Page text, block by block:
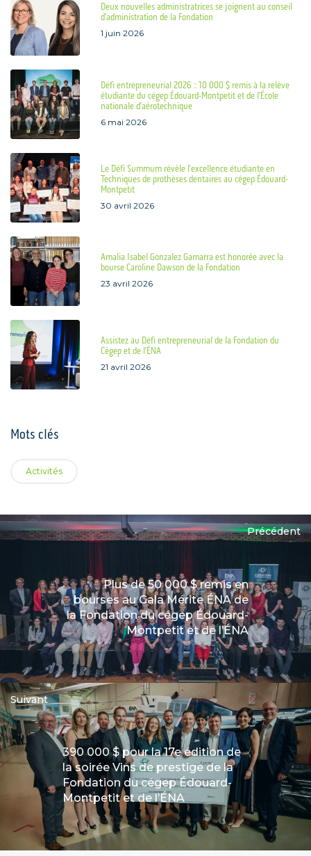
Deux nouvelles administratrices se joignent au conseil
d’administration de la Fondation
1 juin 2026
Défi entrepreneurial 2026 : 10 000 $ remis à la relève
étudiante du cégep Édouard-Montpetit et de l’École
nationale d’aérotechnique
6 mai 2026
Le Défi Summum révèle l’excellence étudiante en
Techniques de prothèses dentaires au cégep Édouard-
Montpetit
30 avril 2026
Amalia Isabel Gonzalez Gamarra est honorée avec la
bourse Caroline Dawson de la Fondation
23 avril 2026
Assistez au Défi entrepreneurial de la Fondation du
Cégep et de l’ÉNA
21 avril 2026
Mots clés
Activités
Précédent
Plus de 50 000 $ remis en
bourses au Gala Mérite ÉNA de
la Fondation du cégep Édouard-
Montpetit et de l’ÉNA
Suivant
390 000 $ pour la 17e édition de
la soirée Vins de prestige de la
Fondation du cégep Édouard-
Montpetit et de l’ÉNA